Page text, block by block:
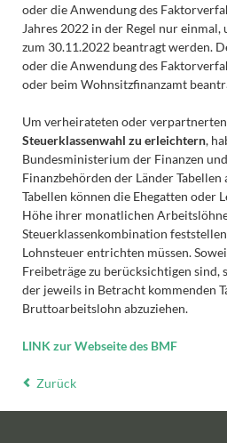
oder die Anwendung des
Jahres 2022 in der Regel nur einmal,
zum 30.11.2022 beantragt werden.
oder die Anwendung des
oder beim Wohnsitzfinanzamt
Um verheirateten oder
Steuerklassenwahl zu erleichtern,
Bundesministerium der Finanzen
Finanzbehörden der Länder Tabellen
Tabellen können die Ehegatten oder
Höhe ihrer monatlichen
Steuerklassenkombination
Lohnsteuer entrichten müssen.
Freibeträge zu berücksichtigen sind,
der jeweils in Betracht kommenden
Bruttoarbeitslohn abzuziehen.
LINK zur Webseite des BMF
Zurück